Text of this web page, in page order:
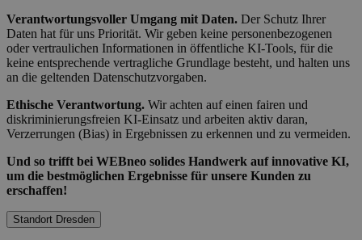
Verantwortungsvoller Umgang mit Daten. Der Schutz Ihrer
Daten hat für uns Priorität. Wir geben keine personenbezogenen
oder vertraulichen Informationen in öffentliche KI-Tools, für die
keine entsprechende vertragliche Grundlage besteht, und halten uns
an die geltenden Datenschutzvorgaben.
Ethische Verantwortung. Wir achten auf einen fairen und
diskriminierungsfreien KI-Einsatz und arbeiten aktiv daran,
Verzerrungen (Bias) in Ergebnissen zu erkennen und zu vermeiden.
Und so trifft bei WEBneo solides Handwerk auf innovative KI,
um die bestmöglichen Ergebnisse für unsere Kunden zu
erschaffen!
Standort Dresden